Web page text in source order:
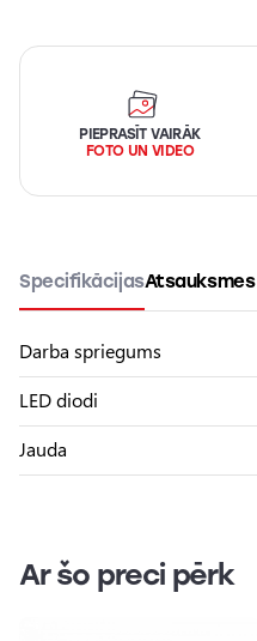
PIEPRASĪT VAIRĀK
FOTO UN VIDEO
SpecifikācijasAtsauksmes
Darba spriegums
LED diodi
Jauda
Ar šo preci pērk